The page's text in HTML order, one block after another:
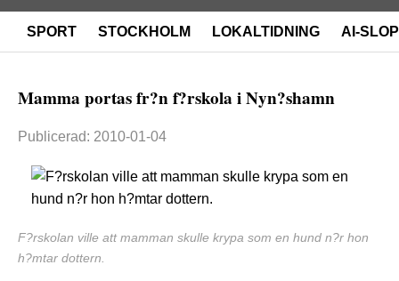
SPORT STOCKHOLM LOKALTIDNING AI-SLOP
Mamma portas fr?n f?rskola i Nyn?shamn
Publicerad: 2010-01-04
F?rskolan ville att mamman skulle krypa som en hund n?r hon
h?mtar dottern.